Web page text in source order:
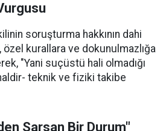
soruşturma hakkının dahi
özel kurallara ve dokunulmazlığa
"Yani suçüstü hali olmadığı
teknik ve fiziki takibe
Sarsan Bir Durum"